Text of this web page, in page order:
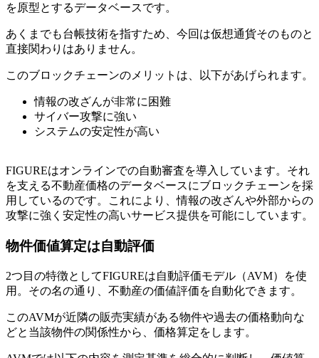
を原型とするデータベースです。
あくまでも台帳技術を指すため、今回は仮想通貨そのものと
直接関わりはありません。
このブロックチェーンのメリットは、以下があげられます。
情報の改ざんが非常に困難
サイバー攻撃に強い
システムの安定性が高い
FIGUREはオンラインでの自動審査を導入しています。それ
を支える不動産価格のデータベースにブロックチェーンを採
用しているのです。これにより、情報の改ざんや外部からの
攻撃に強く安定性の高いサービス提供を可能にしています。
物件価値算定は自動評価
2つ目の特徴としてFIGUREは自動評価モデル（AVM）を使
用。その名の通り、不動産の価値評価を自動化できます。
このAVMが近隣の販売実績がある物件や過去の価格動向な
どと当該物件の関係性から、価格算定をします。